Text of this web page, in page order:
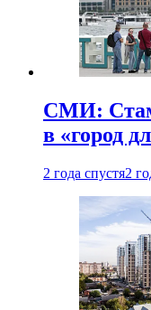
СМИ:
в «город
2 года спустя2